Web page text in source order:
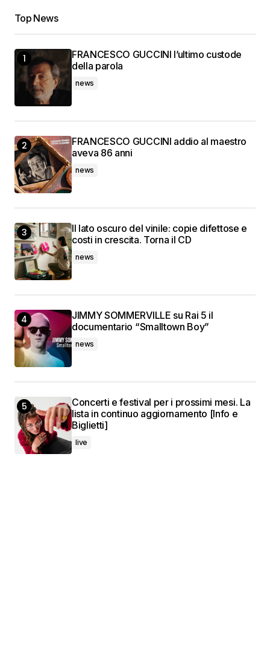
Top News
FRANCESCO GUCCINI l’ultimo custode
della parola
news
FRANCESCO GUCCINI addio al maestro
aveva 86 anni
news
Il lato oscuro del vinile: copie difettose e
costi in crescita. Torna il CD
news
JIMMY SOMMERVILLE su Rai 5 il
documentario “Smalltown Boy”
news
Concerti e festival per i prossimi mesi. La
lista in continuo aggiornamento [Info e
Biglietti]
live